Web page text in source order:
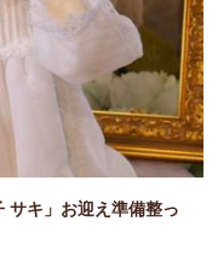
サキ」お迎え準備整っ